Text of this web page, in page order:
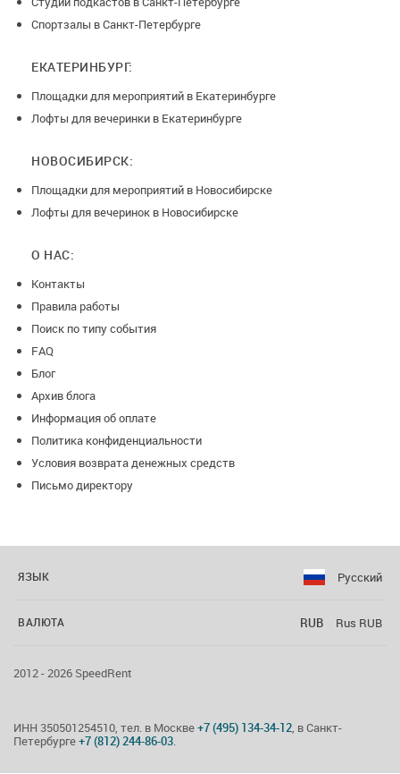
Спортзалы в Санкт-Петербурге
ЕКАТЕРИНБУРГ:
Площадки для мероприятий в Екатеринбурге
Лофты для вечеринки в Екатеринбурге
НОВОСИБИРСК:
Площадки для мероприятий в Новосибирске
Лофты для вечеринок в Новосибирске
О НАС:
Контакты
Правила работы
Поиск по типу события
FAQ
Блог
Архив блога
Информация об оплате
Политика конфиденциальности
Условия возврата денежных средств
Письмо директору
ЯЗЫК Русский
ВАЛЮТА RUB Rus RUB
2012 - 2026 SpeedRent
ИНН 350501254510, тел. в Москве+7 (495) 134-34-12, в Санкт-
Петербурге+7 (812) 244-86-03.